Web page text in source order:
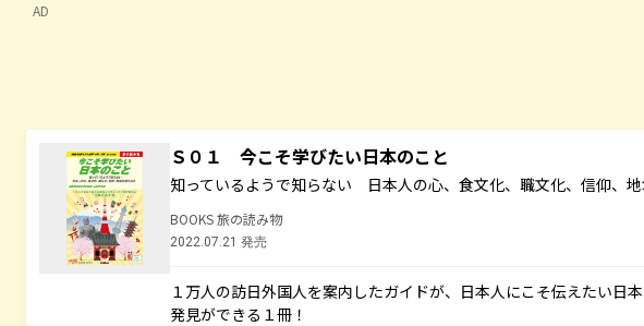
AD
Ｓ０１ 今こそ学びたい日本のこと
知っているようで知らない 日本人の心、食文化、職文化、信仰、
BOOKS 旅の読み物
2022.07.21 発売
１万人の訪日外国人を案内したガイドが、日本人にこそ伝えたい日
発見ができる１冊！